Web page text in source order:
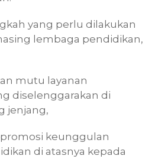
yang perlu dilakukan
lembaga pendidikan,
mutu layanan
diselenggarakan di
jenjang,
keunggulan
di atasnya kepada